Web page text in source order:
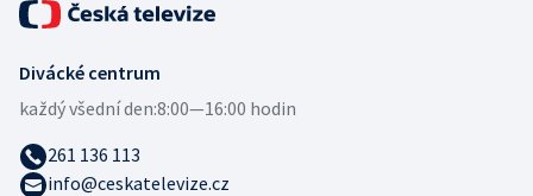
Divácké centrum
každý všední den:8:00—16:00 hodin
261 136 113
info@ceskatelevize.cz